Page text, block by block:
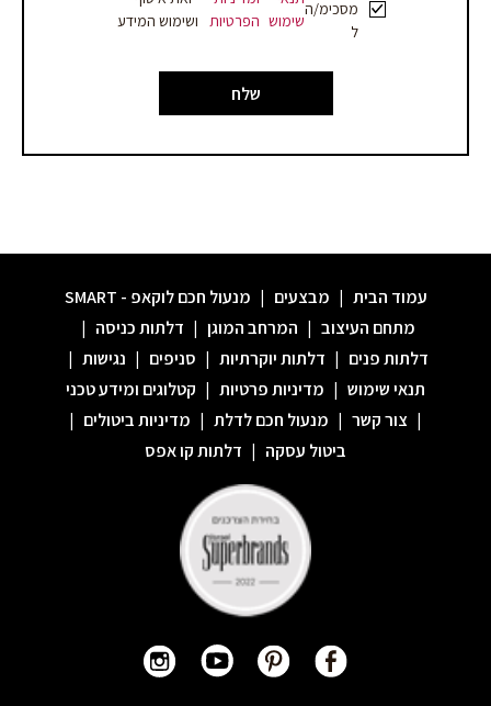
מסכימ/ה
ל
שימוש הפרטיות
ושימוש המידע
שלח
עמוד הבית | מבצעים | מנעול חכם לוקאפ - SMART
מתחם העיצוב | המרחב המוגן | דלתות כניסה |
דלתות פנים | דלתות יוקרתיות | סניפים | נגישות |
תנאי שימוש | מדיניות פרטיות | קטלוגים ומידע טכני
| צור קשר | מנעול חכם לדלת | מדיניות ביטולים |
ביטול עסקה | דלתות קו אפס